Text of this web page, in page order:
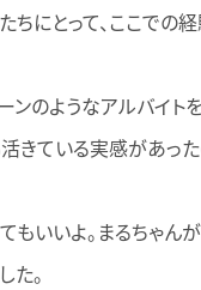
ちにとって、ここで
のようなアルバイトを
ている実感があった
もいいよ。まるちゃ
た。